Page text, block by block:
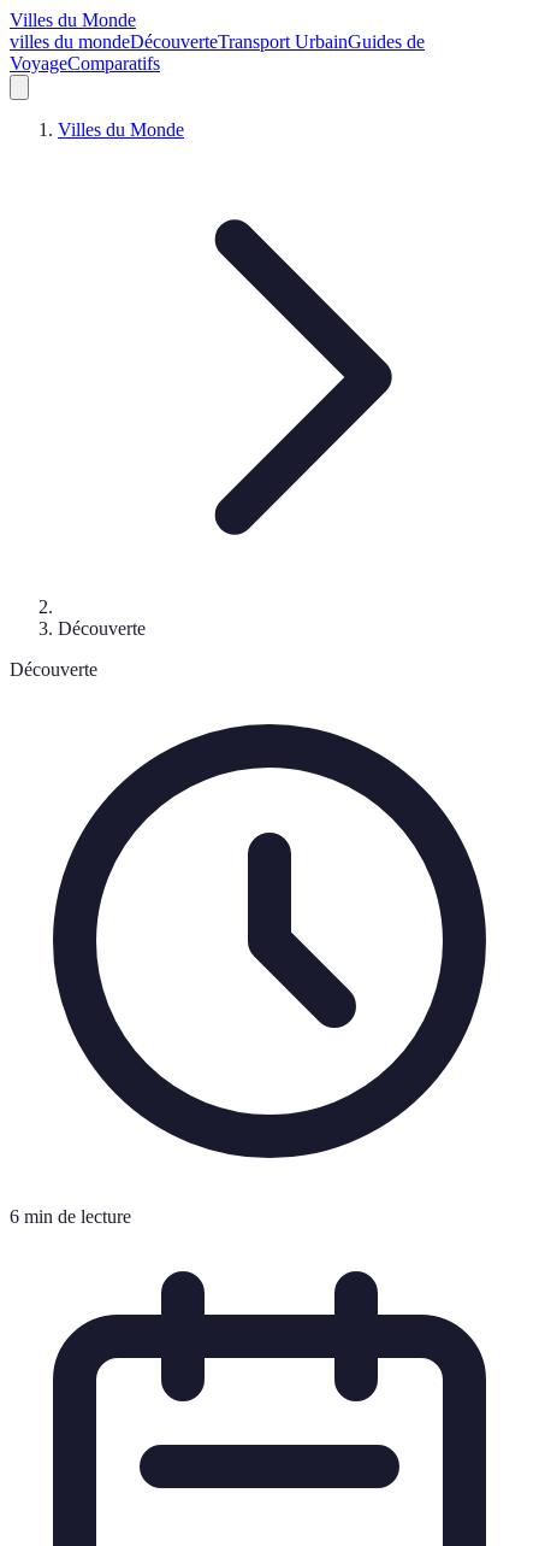
Villes du Monde
villes du mondeDécouverteTransport UrbainGuides de
VoyageComparatifs
Villes du Monde
Découverte
Découverte
6 min de lecture